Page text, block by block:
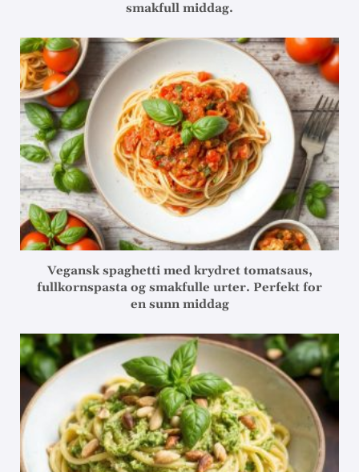
smakfull middag.
Vegansk spaghetti med krydret tomatsaus,
fullkornspasta og smakfulle urter. Perfekt for
en sunn middag